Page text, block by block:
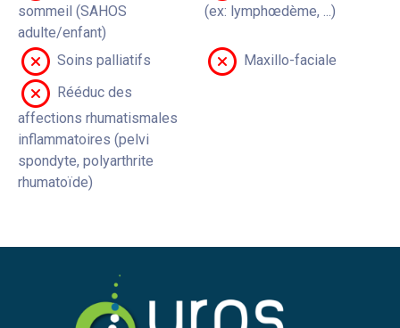
sommeil (SAHOS
adulte/enfant)
(ex: lymphœdème, ...)
Soins palliatifs
Maxillo-faciale
Rééduc des
affections rhumatismales
inflammatoires (pelvi
spondyte, polyarthrite
rhumatoïde)